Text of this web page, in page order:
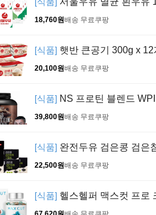
18,760원배송 무료 쿠팡
[식품] 햇반 큰공기 300g x 12
20,100원배송 무료 쿠팡
[식품] NS 프로틴 블렌드
39,800원배송 무료 쿠팡
[식품] 완전두유 검은콩 검은
22,500원배송 무료 쿠팡
[식품] 헬스헬퍼 맥스컷 프로